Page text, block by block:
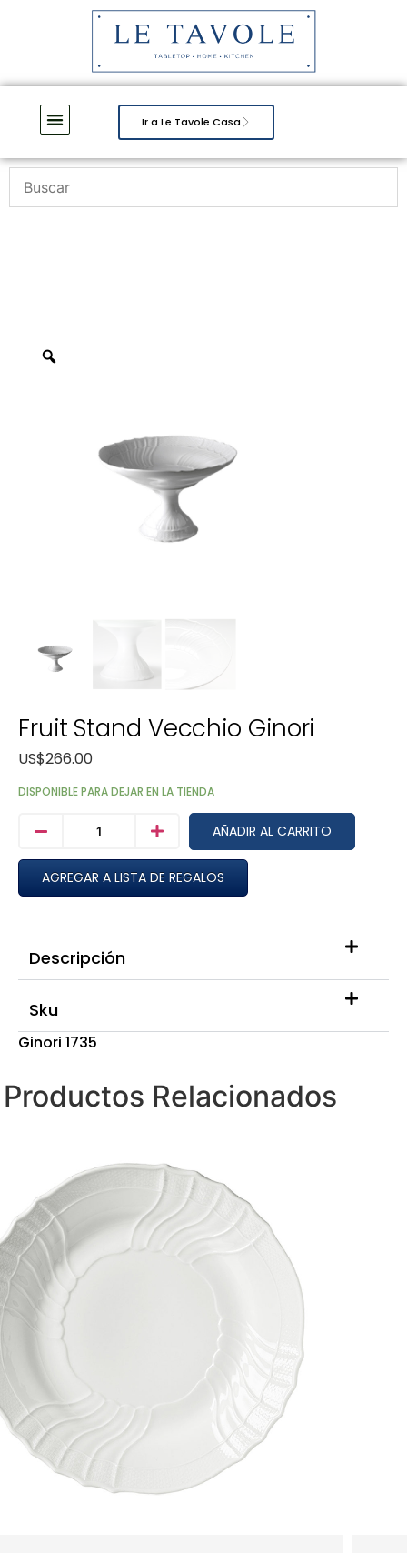
Ir a Le Tavole Casa
Fruit Stand Vecchio Ginori
US$266.00
DISPONIBLE PARA DEJAR EN LA TIENDA
AÑADIR AL CARRITO
AGREGAR A LISTA DE REGALOS
Descripción
Sku
Ginori 1735
Productos Relacionados